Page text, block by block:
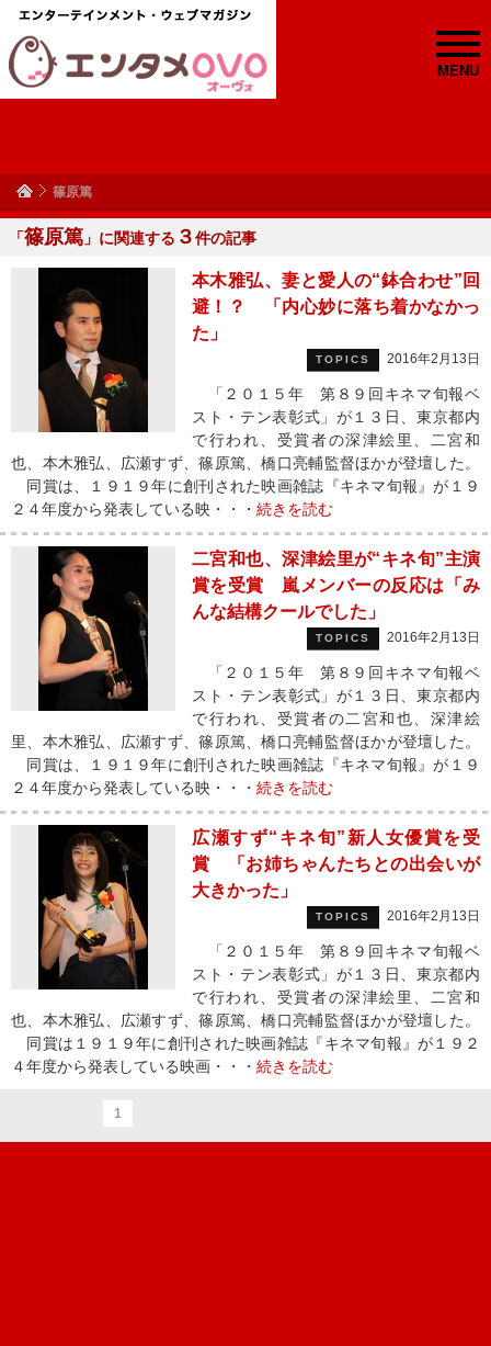
MENU
篠原篤
「篠原篤 」に関連する ３件の記事
本木雅弘、妻と愛人の“鉢合わせ”回
避！？ 「内心妙に落ち着かなかっ
た」
TOPICS 2016年2月13日
「２０１５年 第８９回キネマ旬報ベ
スト・テン表彰式」が１３日、東京都内
で行われ、受賞者の深津絵里、二宮和
也、本木雅弘、広瀬すず、篠原篤、橋口亮輔監督ほかが登壇した。
同賞は、１９１９年に創刊された映画雑誌『キネマ旬報』が１９
２４年度から発表している映・・・ 続きを読む
二宮和也、深津絵里が“キネ旬”主演
賞を受賞 嵐メンバーの反応は「み
んな結構クールでした」
TOPICS 2016年2月13日
「２０１５年 第８９回キネマ旬報ベ
スト・テン表彰式」が１３日、東京都内
で行われ、受賞者の二宮和也、深津絵
里、本木雅弘、広瀬すず、篠原篤、橋口亮輔監督ほかが登壇した。
同賞は、１９１９年に創刊された映画雑誌『キネマ旬報』が１９
２４年度から発表している映・・・ 続きを読む
広瀬すず“キネ旬”新人女優賞を受
賞 「お姉ちゃんたちとの出会いが
大きかった」
TOPICS 2016年2月13日
「２０１５年 第８９回キネマ旬報ベ
スト・テン表彰式」が１３日、東京都内
で行われ、受賞者の深津絵里、二宮和
也、本木雅弘、広瀬すず、篠原篤、橋口亮輔監督ほかが登壇した。
同賞は１９１９年に創刊された映画雑誌『キネマ旬報』が１９２
４年度から発表している映画・・・ 続きを読む
1